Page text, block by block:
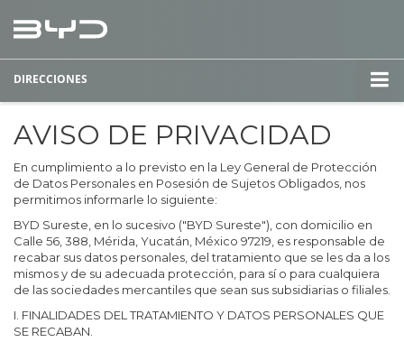
DIRECCIONES
AVISO DE PRIVACIDAD
En cumplimiento a lo previsto en la Ley General de Protección
de Datos Personales en Posesión de Sujetos Obligados, nos
permitimos informarle lo siguiente:
BYD Sureste, en lo sucesivo ("BYD Sureste"), con domicilio en
Calle 56, 388, Mérida, Yucatán, México 97219, es responsable de
recabar sus datos personales, del tratamiento que se les da a los
mismos y de su adecuada protección, para sí o para cualquiera
de las sociedades mercantiles que sean sus subsidiarias o filiales.
I. FINALIDADES DEL TRATAMIENTO Y DATOS PERSONALES QUE
SE RECABAN.